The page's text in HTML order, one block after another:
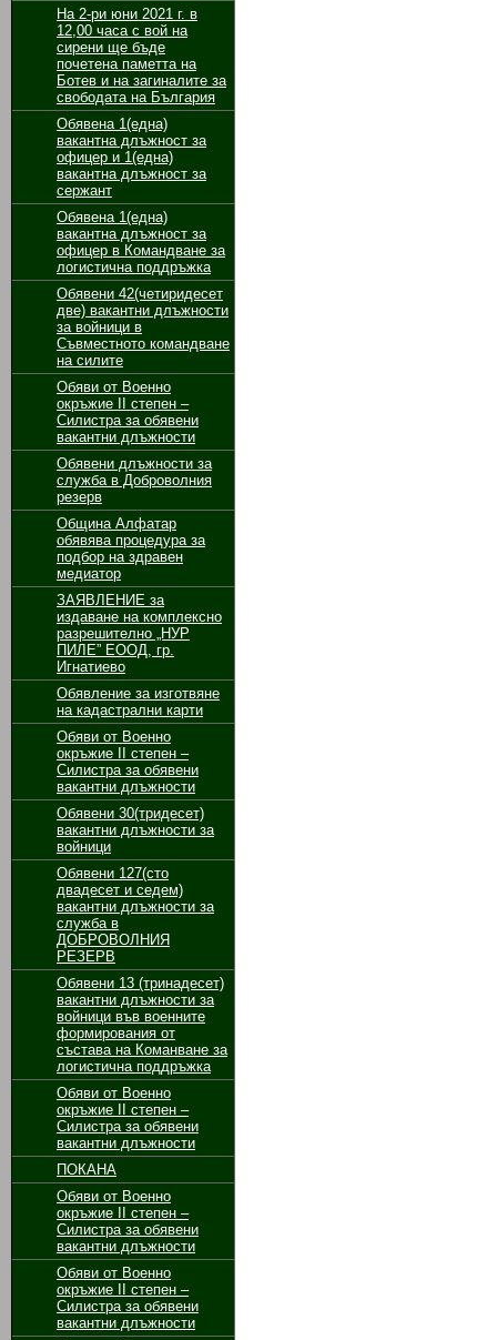
На 2-ри юни 2021 г. в
12,00 часа с вой на
сирени ще бъде
почетена паметта на
Ботев и на загиналите за
свободата на България
Oбявенa 1(една)
вакантна длъжност за
офицер и 1(една)
вакантна длъжност за
сержант
Обявенa 1(една)
вакантна длъжност за
офицер в Командване за
логистична поддръжка
Обявени 42(четиридесет
две) вакантни длъжности
за войници в
Съвместното командване
на силите
Обяви от Военно
окръжие II степен –
Силистра за обявени
вакантни длъжности
Обявени длъжности за
служба в Доброволния
резерв
Община Алфатар
обявява процедура за
подбор на здравен
медиатор
ЗАЯВЛЕНИЕ за
издаване на комплексно
разрешително „НУР
ПИЛЕ” ЕООД, гр.
Игнатиево
Обявление за изготвяне
на кадастрални карти
Обяви от Военно
окръжие II степен –
Силистра за обявени
вакантни длъжности
Обявени 30(тридесет)
вакантни длъжности за
войници
Обявени 127(сто
двадесет и седем)
вакантни длъжности за
служба в
ДОБРОВОЛНИЯ
РЕЗЕРВ
Обявени 13 (тринадесет)
вакантни длъжности за
войници във военните
формирования от
състава на Команване за
логистична поддръжка
Обяви от Военно
окръжие II степен –
Силистра за обявени
вакантни длъжности
ПОКАНА
Обяви от Военно
окръжие II степен –
Силистра за обявени
вакантни длъжности
Обяви от Военно
окръжие II степен –
Силистра за обявени
вакантни длъжности